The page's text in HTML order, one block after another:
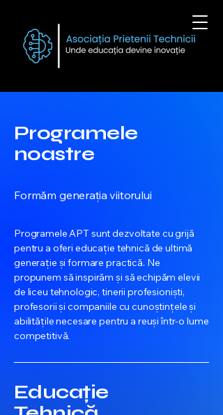
Programele
noastre
Formăm generația viitorului
Programele APT sunt dezvoltate cu grijă
pentru a oferi educație tehnică de ultimă
generație și formare practică. Ne
propunem să inspirăm și să echipăm elevii
de liceu tehnologic, tinerii profesioniști,
profesorii și companiile cu cunoștințele și
abilitățile necesare pentru a reuși într-o lume
competitivă.
Educație